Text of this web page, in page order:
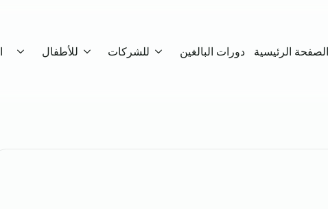
الصفحة الرئيسية دورات البالغين للشركات للأطفال